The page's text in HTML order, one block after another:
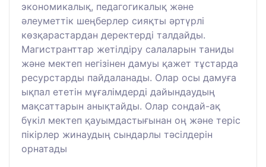
экономикалық, педагогикалық және
әлеуметтік шеңберлер сияқты әртүрлі
көзқарастардан деректерді талдайды.
Магистранттар жетілдіру салаларын таниды
және мектеп негізінен дамуы қажет тұстарда
ресурстарды пайдаланады. Олар осы дамуға
ықпал ететін мұғалімдерді дайындаудың
мақсаттарын анықтайды. Олар сондай-ақ
бүкіл мектеп қауымдастығынан оң және теріс
пікірлер жинаудың сындарлы тәсілдерін
орнатады